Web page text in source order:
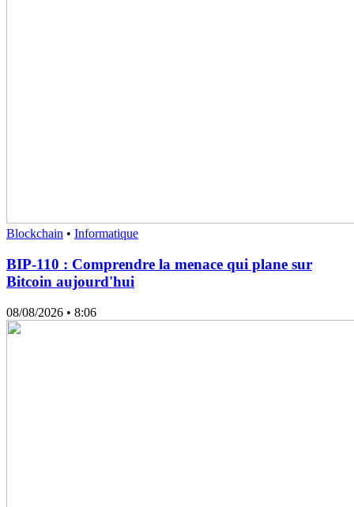
Blockchain • Informatique
BIP-110 : Comprendre la menace qui plane sur
Bitcoin aujourd'hui
08/08/2026 • 8:06